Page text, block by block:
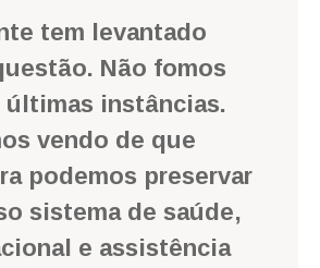
tem levantado
Não fomos
últimas instâncias.
vendo de que
podemos preservar
sistema de saúde,
e assistência